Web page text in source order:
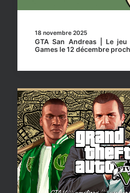
18 novembre 2025
GTA San Andreas | Le
Games le 12 décembre